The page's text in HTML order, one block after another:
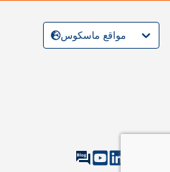
مواقع ماسكوس